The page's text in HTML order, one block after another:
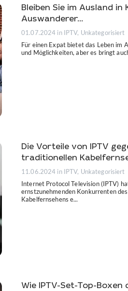
Bleiben Sie im Ausland in
Auswanderer...
01.07.2024 in IPTV, Unkategorisiert
Für einen Expat bietet das Leben im
und Möglichkeiten, aber es bringt
Die Vorteile von IPTV
traditionellen
11.06.2024 in IPTV, Unkategorisiert
Internet Protocol Television (IPTV)
ernstzunehmenden Konkurrenten
Kabelfernsehens e...
Wie IPTV-Set-Top-Boxen